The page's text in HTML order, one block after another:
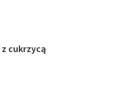
cukrzycą